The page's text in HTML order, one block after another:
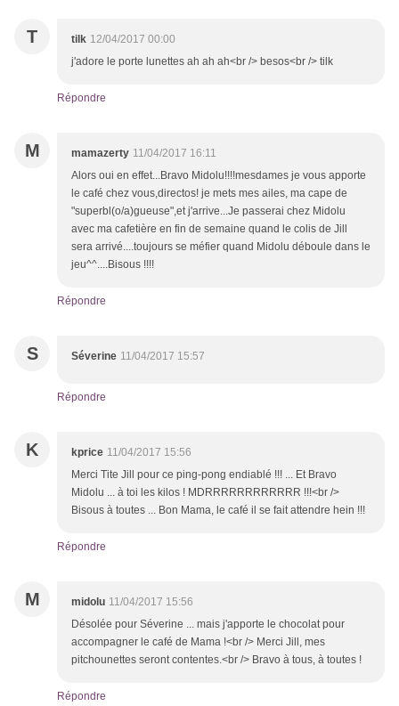
T tilk 12/04/2017 00:00
j'adore le porte lunettes ah ah ah<br /> besos<br /> tilk
Répondre
M mamazerty 11/04/2017 16:11
Alors oui en effet...Bravo Midolu!!!!mesdames je vous apporte
le café chez vous,directos! je mets mes ailes, ma cape de
"superbl(o/a)gueuse",et j'arrive...Je passerai chez Midolu
avec ma cafetière en fin de semaine quand le colis de Jill
sera arrivé....toujours se méfier quand Midolu déboule dans le
jeu^^....Bisous !!!!
Répondre
S Séverine 11/04/2017 15:57
Répondre
K kprice 11/04/2017 15:56
Merci Tite Jill pour ce ping-pong endiablé !!! ... Et Bravo
Midolu ... à toi les kilos ! MDRRRRRRRRRRRR !!!<br />
Bisous à toutes ... Bon Mama, le café il se fait attendre hein !!!
Répondre
M midolu 11/04/2017 15:56
Désolée pour Séverine ... mais j'apporte le chocolat pour
accompagner le café de Mama !<br /> Merci Jill, mes
pitchounettes seront contentes.<br /> Bravo à tous, à toutes !
Répondre